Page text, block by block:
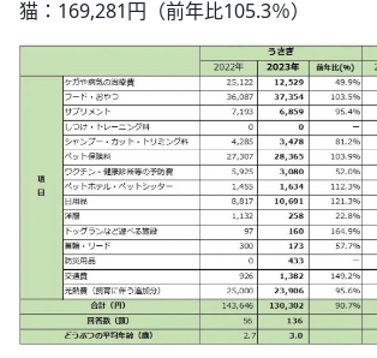
猫：169,281円（前年比105.3％）